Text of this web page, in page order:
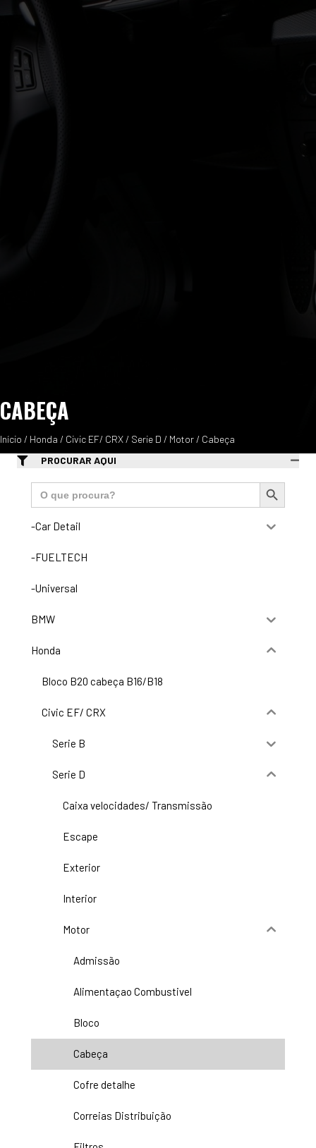
CABEÇA
Início / Honda / Civic EF/ CRX/ Serie D / Motor/ Cabeça
PROCURAR AQUI
Search
for:
Search Button
-Car Detail
-FUELTECH
-Universal
BMW
Honda
Bloco B20 cabeça B16/B18
Civic EF/ CRX
Serie B
Serie D
Caixa velocidades/ Transmissão
Escape
Exterior
Interior
Motor
Admissão
Alimentaçao Combustivel
Bloco
Cabeça
Cofre detalhe
Correias Distribuição